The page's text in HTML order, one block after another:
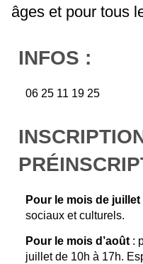
âges et pour tous
INFOS :
06 25 11 19 25
Pour le mois de juillet
sociaux et culturels.
Pour le mois d’août :
juillet de 10h à 17h.